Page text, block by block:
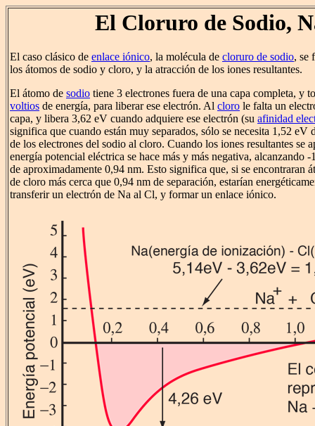
El Cloruro de Sodio,
El caso clásico de enlace iónico, la molécula de cloruro de sodio, se
los átomos de sodio y cloro, y la atracción de los iones resultantes.
El átomo de sodio tiene 3 electrones fuera de una capa completa, y
voltios de energía, para liberar ese electrón. Al cloro le falta un
capa, y libera 3,62 eV cuando adquiere ese electrón (su afinidad
significa que cuando están muy separados, sólo se necesita 1,52 eV
de los electrones del sodio al cloro. Cuando los iones resultantes se
energía potencial eléctrica se hace más y más negativa, alcanzando
de aproximadamente 0,94 nm. Esto significa que, si se encontraran
de cloro más cerca que 0,94 nm de separación, estarían
transferir un electrón de Na al Cl, y formar un enlace iónico.